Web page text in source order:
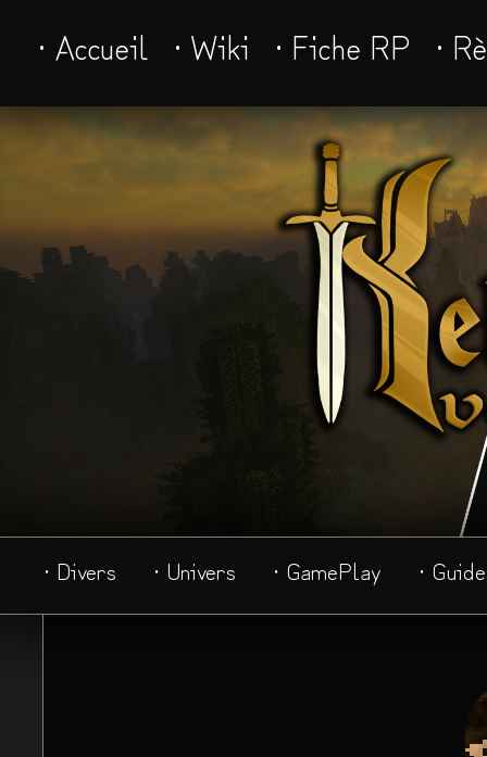
· Accueil · Wiki · Fiche RP ·
· Divers · Univers · GamePlay ·